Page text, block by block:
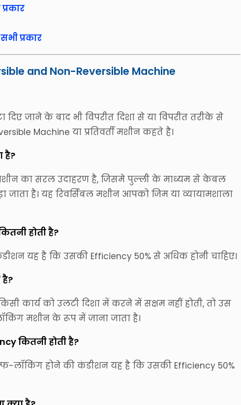
प्रकार
and Non-Reversible Machine
जाने के बाद भी विपरीत दिशा से या विपरीत तरीके से
Machine या प्रतिवर्ती मशीन कहते है।
है?
मशीन का सरल उदाहरण है, जिसमे पुल्ली के माध्यम से केबल
जाता है। यह रिवर्सिबल मशीन आपको जिम या व्यायामशाला
होती है?
यह है कि उसकी Efficiency 50% से अधिक होनी चाहिए।
कार्य को उलटी दिशा में करने में सक्षम नहीं होती, तो उस
मशीन के रूप में जाना जाता है।
कितनी होती है?
लॉकिंग होने की कंडीशन यह है कि उसकी Efficiency 50%